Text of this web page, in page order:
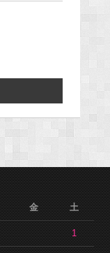
金 土
1